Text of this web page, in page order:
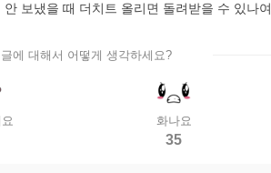
보냈을 때 더치트 올리면 돌려받을 수 있나여
에 대해서 어떻게 생각하세요?
화나요
35